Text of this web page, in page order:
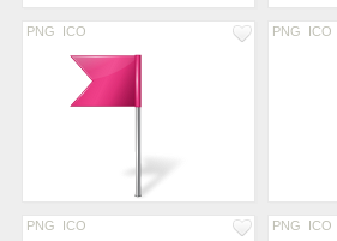
PNG ICO PNG ICO
PNG ICO PNG ICO